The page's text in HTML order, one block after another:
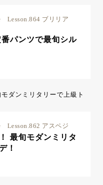
Lesson.864 ブリリア
パンツで最旬シル
Lesson.862 アスペジ
最旬モダンミリタ
！